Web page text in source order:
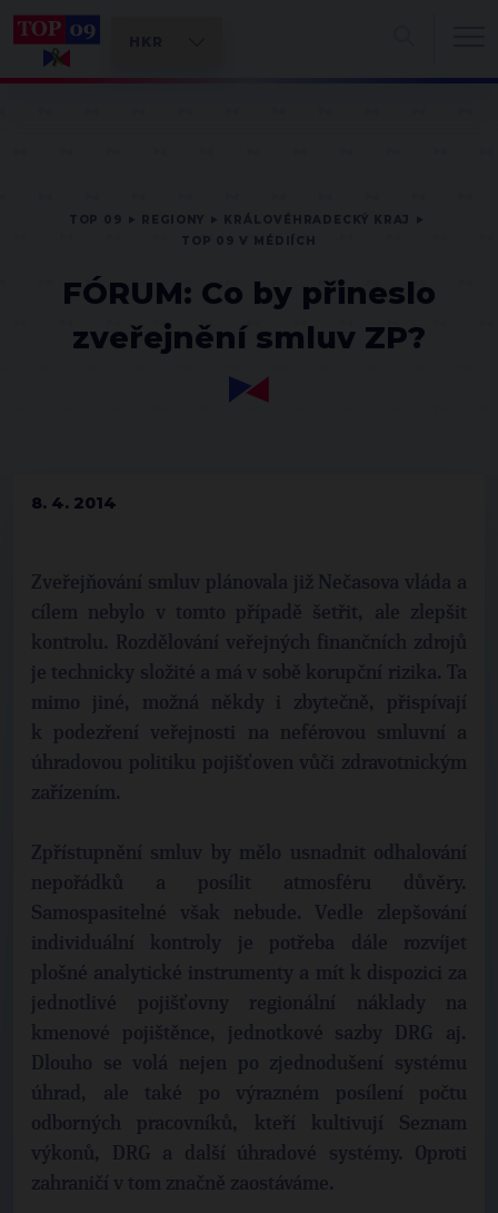
FÓRUM: Co by přineslo
zveřejnění smluv ZP?
8. 4. 2014
Zveřejňování smluv plánovala již Nečasova vláda a
cílem nebylo v tomto případě šetřit, ale zlepšit
kontrolu. Rozdělování veřejných finančních zdrojů
je technicky složité a má v sobě korupční rizika. Ta
mimo jiné, možná někdy i zbytečně, přispívají
k podezření veřejnosti na neférovou smluvní a
úhradovou politiku pojišťoven vůči zdravotnickým
zařízením.
Zpřístupnění smluv by mělo usnadnit odhalování
nepořádků a posílit atmosféru důvěry.
Samospasitelné však nebude. Vedle zlepšování
individuální kontroly je potřeba dále rozvíjet
plošné analytické instrumenty a mít k dispozici za
jednotlivé pojišťovny regionální náklady na
kmenové pojištěnce, jednotkové sazby DRG aj.
Dlouho se volá nejen po zjednodušení systému
úhrad, ale také po výrazném posílení počtu
odborných pracovníků, kteří kultivují Seznam
výkonů, DRG a další úhradové systémy. Oproti
zahraničí v tom značně zaostáváme.